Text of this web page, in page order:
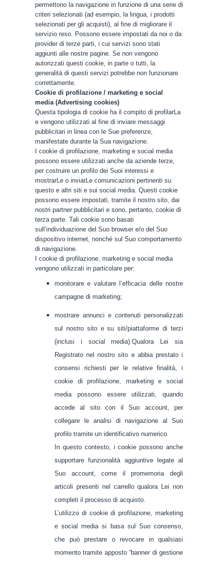
permettono la navigazione in funzione di una serie di
criteri selezionati (ad esempio, la lingua, i prodotti
selezionati per gli acquisti), al fine di migliorare il
servizio reso. Possono essere impostati da noi o da
provider di terze parti, i cui servizi sono stati
aggiunti alle nostre pagine. Se non vengono
autorizzati questi cookie, in parte o tutti, la
generalità di questi servizi potrebbe non funzionare
correttamente.
Cookie di profilazione / marketing e social
media (Advertising cookies)
Questa tipologia di cookie ha il compito di profilarLa
e vengono utilizzati al fine di inviare messaggi
pubblicitari in linea con le Sue preferenze,
manifestate durante la Sua navigazione.
I cookie di profilazione, marketing e social media
possono essere utilizzati anche da aziende terze,
per costruire un profilo dei Suoi interessi e
mostrarLe o inviarLe comunicazioni pertinenti su
questo e altri siti e sui social media. Questi cookie
possono essere impostati, tramite il nostro sito, dai
nostri partner pubblicitari e sono, pertanto, cookie di
terza parte. Tali cookie sono basati
sull’individuazione del Suo browser e/o del Suo
dispositivo internet, nonché sul Suo comportamento
di navigazione.
I cookie di profilazione, marketing e social media
vengono utilizzati in particolare per:
monitorare e valutare l’efficacia delle nostre
campagne di marketing;
mostrare annunci e contenuti personalizzati
sul nostro sito e su siti/piattaforme di terzi
(inclusi i social media).Qualora Lei sia
Registrato nel nostro sito e abbia prestato i
consensi richiesti per le relative finalità, i
cookie di profilazione, marketing e social
media possono essere utilizzati, quando
accede al sito con il Suo account, per
collegare le analisi di navigazione al Suo
profilo tramite un identificativo numerico.
In questo contesto, i cookie possono anche
supportare funzionalità aggiuntive legate al
Suo account, come il promemoria degli
articoli presenti nel carrello qualora Lei non
completi il processo di acquisto.
L’utilizzo di cookie di profilazione, marketing
e social media si basa sul Suo consenso,
che può prestare o revocare in qualsiasi
momento tramite apposto “banner di gestione